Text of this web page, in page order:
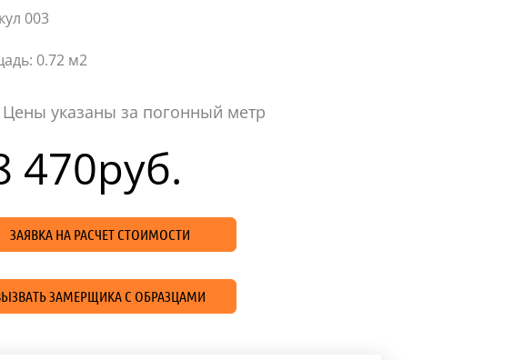
003
0.72 м2
Цены указаны за погонный метр
470руб.
ЗАЯВКА НА РАСЧЕТ СТОИМОСТИ
ЗАМЕРЩИКА С ОБРАЗЦАМИ